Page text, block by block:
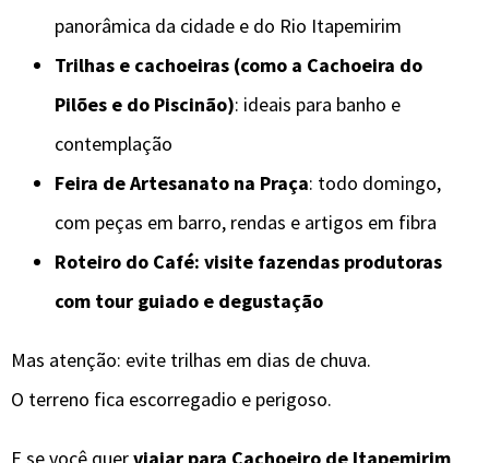
panorâmica da cidade e do Rio Itapemirim
Trilhas e cachoeiras (como a Cachoeira do
Pilões e do Piscinão): ideais para banho e
contemplação
Feira de Artesanato na Praça: todo domingo,
com peças em barro, rendas e artigos em fibra
Roteiro do Café: visite fazendas produtoras
com tour guiado e degustação
Mas atenção: evite trilhas em dias de chuva.
O terreno fica escorregadio e perigoso.
E se você querviajar para Cachoeiro de Itapemirim